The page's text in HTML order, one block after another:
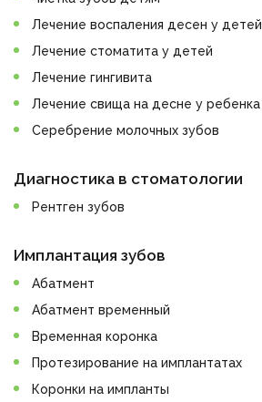
Лечение воспаления десен у детей
Лечение стоматита у детей
Лечение гингивита
Лечение свища на десне у ребенка
Серебрение молочных зубов
Диагностика в стоматологии
Рентген зубов
Имплантация зубов
Абатмент
Абатмент временный
Временная коронка
Протезирование на имплантатах
Коронки на импланты